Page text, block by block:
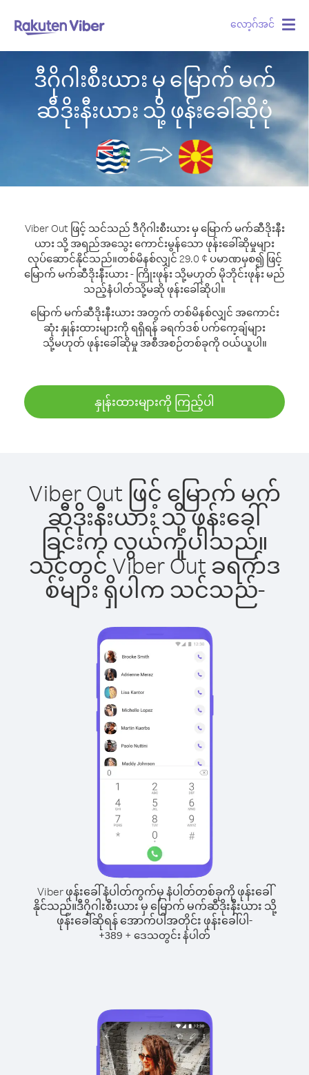
လော့ဂ်အင်
ဒီဂိုဂါးစီးယား မှ မြောက် မက်
ဆီဒိုးနီးယား သို့ ဖုန်းခေါ်ဆိုပုံ
Viber Out ဖြင့် သင်သည် ဒီဂိုဂါးစီးယား မှ မြောက် မက်ဆီဒိုးနီး
ယား သို့ အရည်အသွေး ကောင်းမွန်သော ဖုန်းခေါ်ဆိုမှုများ
လုပ်ဆောင်နိုင်သည်။တစ်မိနစ်လျှင် 29.0 ¢ ပမာဏမှစ၍ ဖြင့်
မြောက် မက်ဆီဒိုးနီးယား - ကြိုးဖုန်း သို့မဟုတ် မိုဘိုင်းဖုန်း မည်
သည့်နံပါတ်သို့မဆို ဖုန်းခေါ်ဆိုပါ။
မြောက် မက်ဆီဒိုးနီးယား အတွက် တစ်မိနစ်လျှင် အကောင်း
ဆုံး နှုန်းထားများကို ရရှိရန် ခရက်ဒစ် ပက်ကေ့ချ်များ
သို့မဟုတ် ဖုန်းခေါ်ဆိုမှု အစီအစဉ်တစ်ခုကို ဝယ်ယူပါ။
နှုန်းထားများကို ကြည့်ပါ
Viber Out ဖြင့် မြောက် မက်
ဆီဒိုးနီးယား သို့ ဖုန်းခေါ်
ခြင်းက လွယ်ကူပါသည်။
သင့်တွင် Viber Out ခရက်ဒ
စ်များ ရှိပါက သင်သည်-
Viber ဖုန်းခေါ်နံပါတ်ကွက်မှ နံပါတ်တစ်ခုကို ဖုန်းခေါ်
နိုင်သည်။ဒီဂိုဂါးစီးယား မှ မြောက် မက်ဆီဒိုးနီးယား သို့
ဖုန်းခေါ်ဆိုရန် အောက်ပါအတိုင်း ဖုန်းခေါ်ပါ-
+389 + ဒေသတွင်း နံပါတ်